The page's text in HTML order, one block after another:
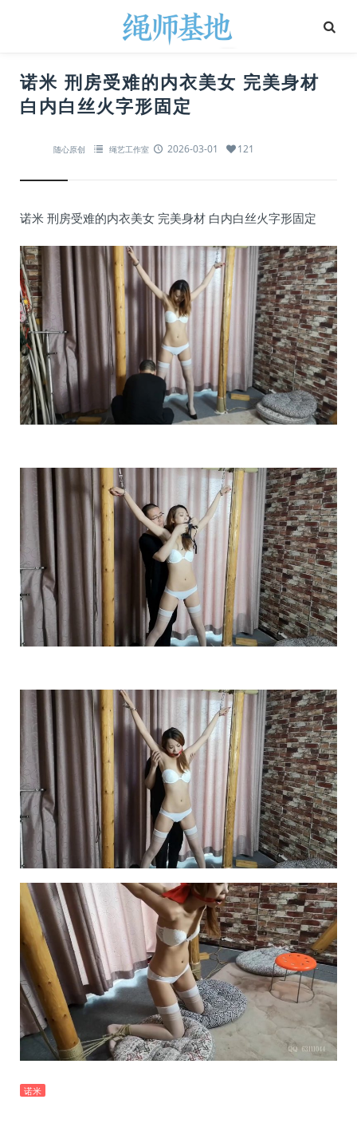
诺米 刑房受难的内衣美女 完美身材
白内白丝火字形固定
随心原创 绳艺工作室 2026-03-01 121
诺米 刑房受难的内衣美女 完美身材 白内白丝火字形固定
诺米